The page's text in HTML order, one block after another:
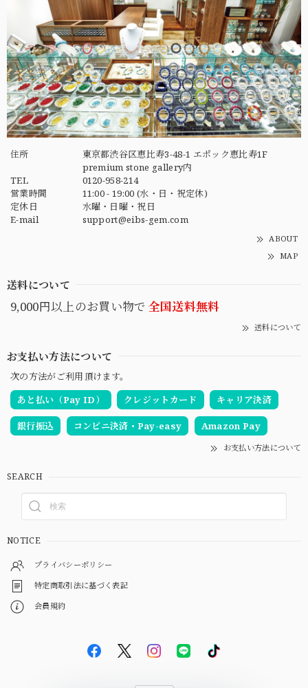
住所
東京都渋谷区恵比寿3-48-1 エポック恵比寿1F
premium stone gallery内
TEL
0120-958-214
営業時間
11:00 - 19:00 (水・日・祝定休)
定休日
水曜・日曜・祝日
E-mail
support@eibs-gem.com
ABOUT
MAP
送料について
9,000円以上のお買い物で 全国送料無料
送料について
お支払い方法について
次の方法がご利用頂けます。
あと払い（Pay ID）
クレジットカード キャリア決済
銀行振込 コンビニ決済・Pay-easy Amazon Pay
お支払い方法について
SEARCH
NOTICE
プライバシーポリシー
特定商取引法に基づく表記
会員規約